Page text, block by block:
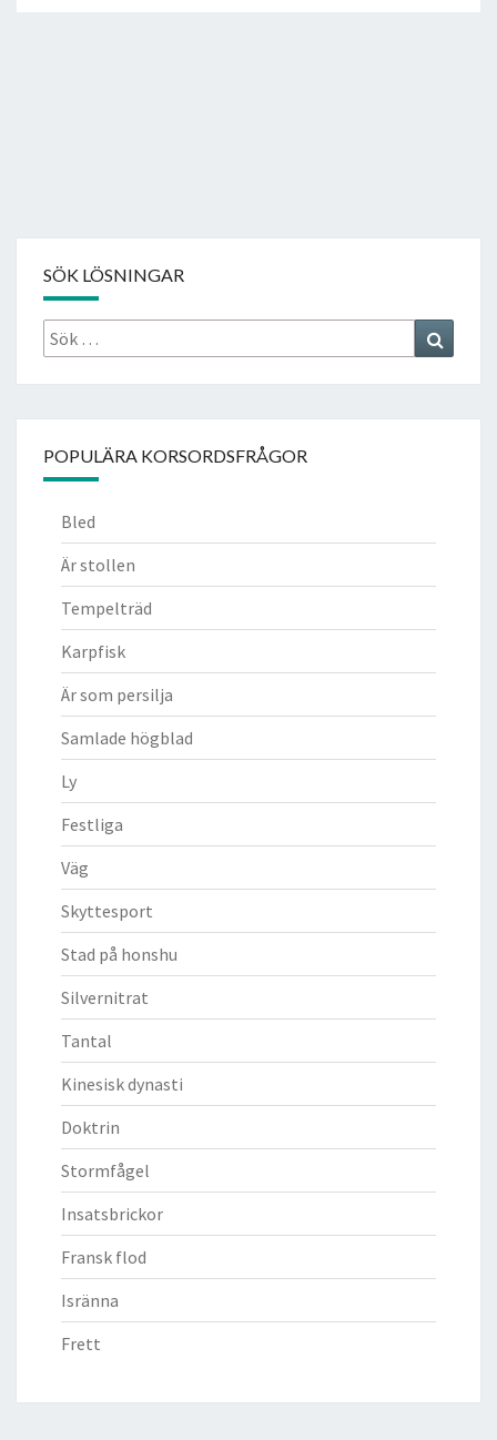
SÖK LÖSNINGAR
Sök
efter:
POPULÄRA KORSORDSFRÅGOR
Bled
Är stollen
Tempelträd
Karpfisk
Är som persilja
Samlade högblad
Ly
Festliga
Väg
Skyttesport
Stad på honshu
Silvernitrat
Tantal
Kinesisk dynasti
Doktrin
Stormfågel
Insatsbrickor
Fransk flod
Isränna
Frett